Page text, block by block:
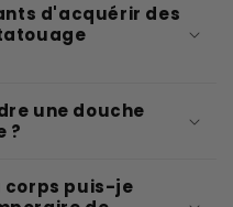
d'acquérir des
une douche
?
corps puis-je